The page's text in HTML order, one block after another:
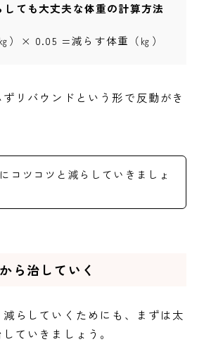
しても大丈夫な体重の計算方法
）× 0.05 =減らす体重（㎏）
リバウンドという形で反動がき
コツコツと減らしていきましょ
ら治していく
らしていくためにも、まずは太
ていきましょう。